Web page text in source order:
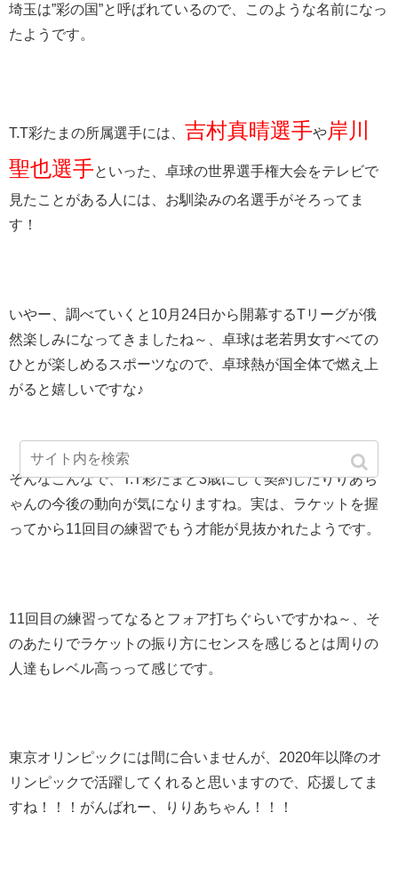
埼玉は”彩の国”と呼ばれているので、このような名前になっ
たようです。
T.T彩たまの所属選手には、 吉村真晴選手や岸川
聖也選手といった、卓球の世界選手権大会をテレビで
見たことがある人には、お馴染みの名選手がそろってま
す！
いやー、調べていくと10月24日から開幕するTリーグが俄
然楽しみになってきましたね～、卓球は老若男女すべての
ひとが楽しめるスポーツなので、卓球熱が国全体で燃え上
がると嬉しいですな♪
そんなこんなで、T.T彩たまと3歳にして契約したりりあち
ゃんの今後の動向が気になりますね。実は、ラケットを握
ってから11回目の練習でもう才能が見抜かれたようです。
11回目の練習ってなるとフォア打ちぐらいですかね～、そ
のあたりでラケットの振り方にセンスを感じるとは周りの
人達もレベル高っって感じです。
東京オリンピックには間に合いませんが、2020年以降のオ
リンピックで活躍してくれると思いますので、応援してま
すね！！！がんばれー、りりあちゃん！！！